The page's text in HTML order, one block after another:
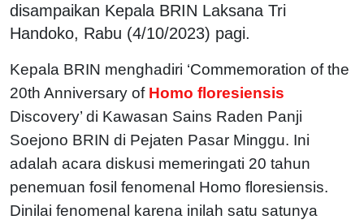
disampaikan Kepala BRIN Laksana Tri
Handoko, Rabu (4/10/2023) pagi.
Kepala BRIN menghadiri ‘Commemoration of the
20th Anniversary ofHomo floresiensis
Discovery’ di Kawasan Sains Raden Panji
Soejono BRIN di Pejaten Pasar Minggu. Ini
adalah acara diskusi memeringati 20 tahun
penemuan fosil fenomenal Homo floresiensis.
Dinilai fenomenal karena inilah satu satunya